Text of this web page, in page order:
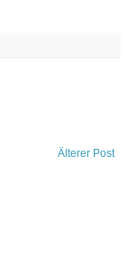
Älterer Post